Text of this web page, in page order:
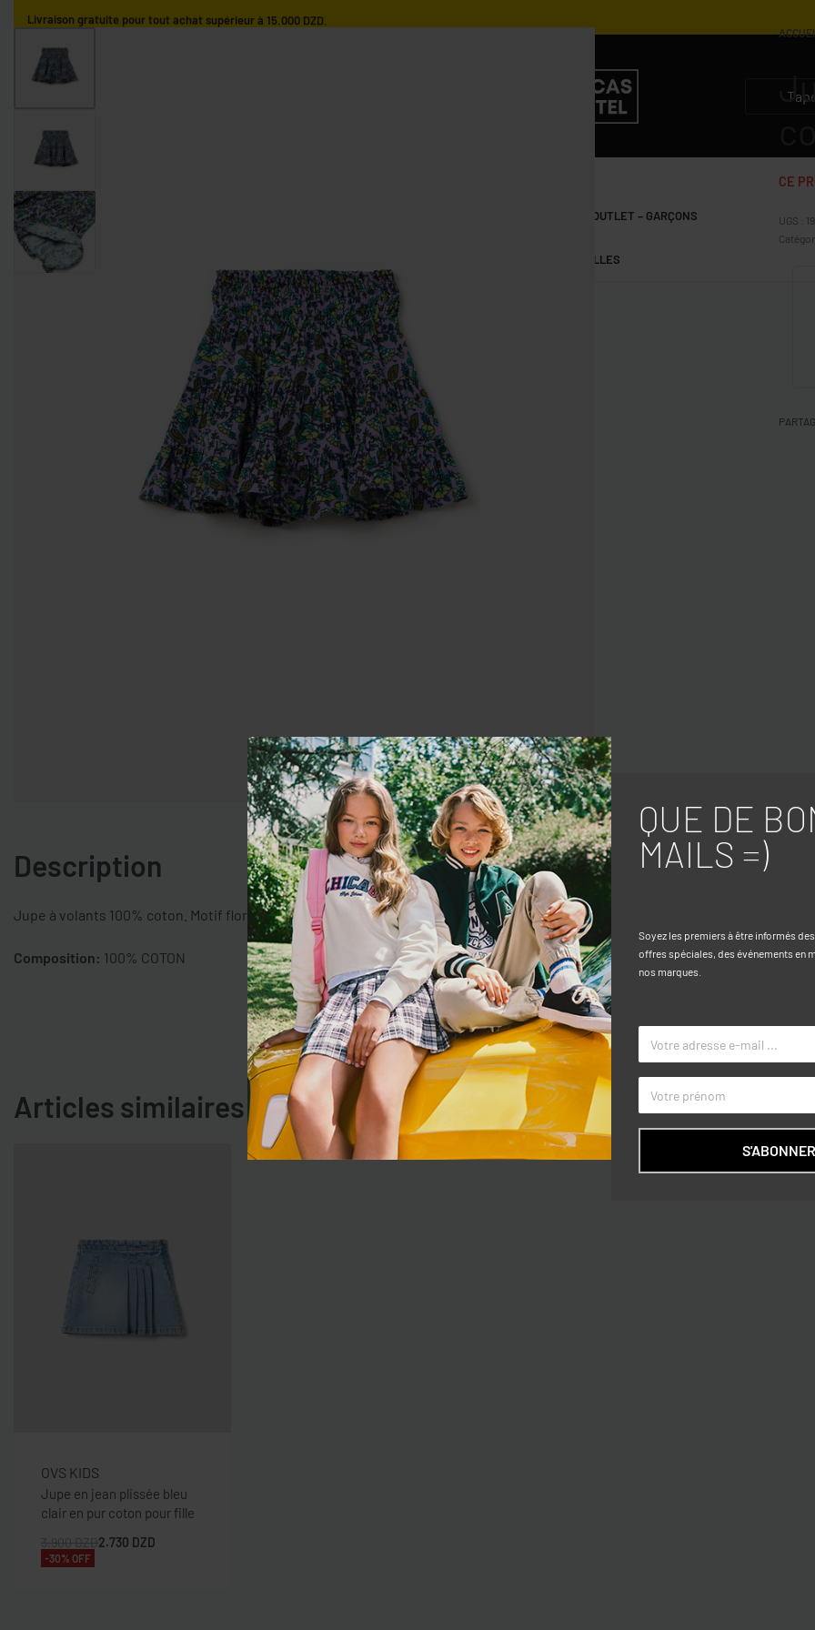
Livraison gratuite pour tout achat supérieur à 15.000 DZD.
ACCUEIL
GARÇONS 0-9 MOIS OUTLET – GARÇONS
FILLES 0-9 MOIS OUTLET – FILLES
5.100
CE
Description
Jupe à volants 100% coton. Motif floral. Ceinture élastique haute.
Composition: 100% COTON COULEUR
Articles similaires
OVS KIDS
Jupe en jean plissée bleu
clair en pur coton pour fille
2.730 DZD
-30% OFF
QUE DE
MAILS =)
Soyez les premiers à être informés
offres spéciales, des événements en
nos marques.
S'ABONNER